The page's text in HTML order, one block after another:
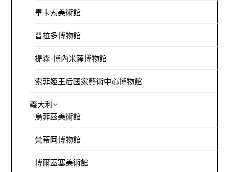
畢卡索美術館
普拉多博物館
提森-博內米薩博物館
索菲婭王后國家藝術中心博物館
義大利
烏菲茲美術館
梵蒂岡博物館
博爾蓋塞美術館